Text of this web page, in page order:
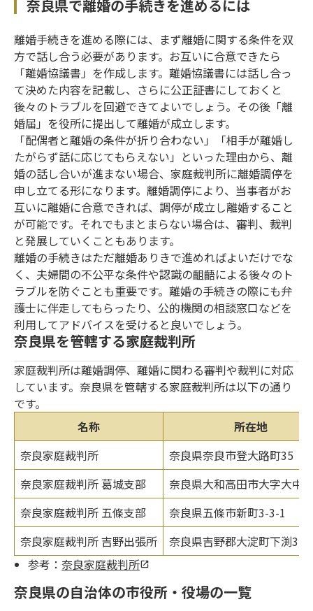
奈良県で離婚の手続きを進めるには
離婚手続きを進める際には、まず離婚に関する条件を双
方で話し合う必要があります。お互いに合意できたら
「離婚協議書」を作成します。離婚協議書には話し合っ
て決めた内容を記載し、さらに公正証書にしておくと
後々のトラブルを回避できてよいでしょう。その後「離
婚届」を役所に提出して離婚が成立します。
「配偶者と離婚の条件が折り合わない」「相手が離婚し
たがらず話に応じてもらえない」といった理由から、離
婚の話し合いが進まない場合、家庭裁判所に離婚調停を
申し立てる形になります。離婚調停により、当事者がお
互いに離婚に合意できれば、調停が成立し離婚すること
が可能です。それでもまとまらない場合は、審判、裁判
と発展していくこともあります。
離婚の手続きはただ離婚ありきで進めればよいだけでな
く、夫婦間の不公平な条件や認識の齟齬による後々のト
ラブルを防ぐことも重要です。離婚の手続きの際にも弁
護士に伴走してもらったり、公的機関の相談窓口などを
利用してアドバイスを受けると良いでしょう。
奈良県を管轄する家庭裁判所
家庭裁判所は離婚調停、離婚に関わる審判や裁判に対応
しています。奈良県を管轄する家庭裁判所は以下の通り
です。
名称
所在地
奈良家庭裁判所
奈良県奈良市登大路町35
奈良家庭裁判所 葛城支部
奈良県大和高田市大字大中
奈良家庭裁判所 五條支部
奈良県五條市新町3-3-1
奈良家庭裁判所 吉野出張所
奈良県吉野郡大淀町下渕
参考：奈良家庭裁判所
奈良県の自治体の市役所・役場の一覧